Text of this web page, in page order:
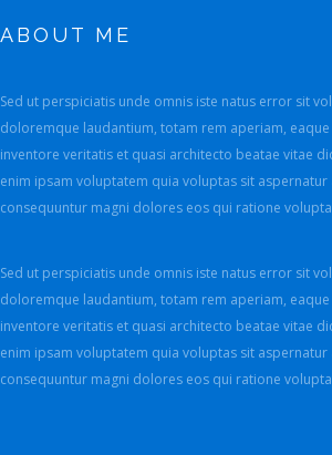
ABOUT ME
Sed ut perspiciatis unde omnis iste natus error sit
doloremque laudantium, totam rem aperiam,
inventore veritatis et quasi architecto beatae vitae
enim ipsam voluptatem quia voluptas sit
consequuntur magni dolores eos qui ratione
Sed ut perspiciatis unde omnis iste natus error sit
doloremque laudantium, totam rem aperiam,
inventore veritatis et quasi architecto beatae vitae
enim ipsam voluptatem quia voluptas sit
consequuntur magni dolores eos qui ratione